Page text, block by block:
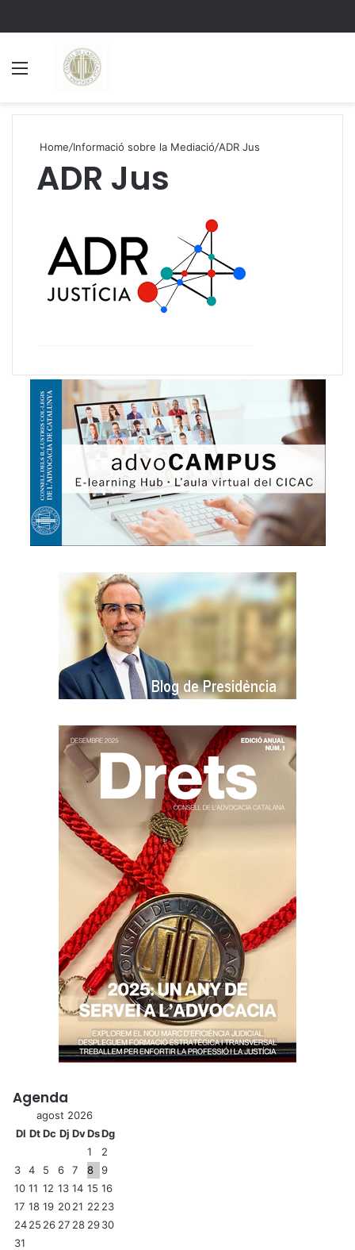
Home/Informació sobre la Mediació/ADR Jus
ADR Jus
Agenda
agost 2026
Dl DtDc Dj DvDsDg
1
2
3
4 5 6 7 8
9
10 11 12 13 14 15 16
17 18 19 2021 22 23
2425 26 27 28 2930
31